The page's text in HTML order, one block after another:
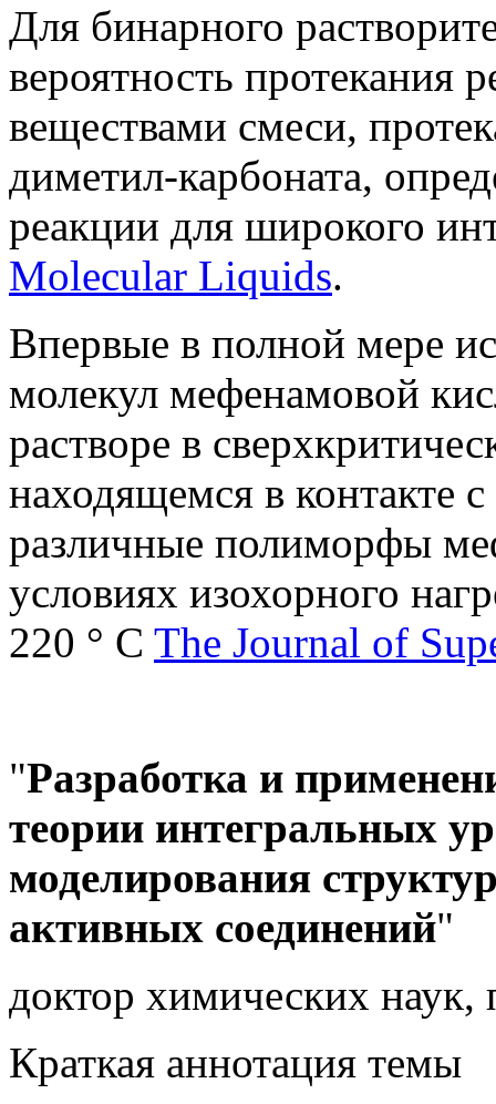
Для бинарного
вероятность
веществами смеси,
диметил-карбоната,
реакции для широкого
Molecular Liquids.
Впервые в полной мере
молекул мефенамовой
растворе в
находящемся в контакте
различные полиморфы
условиях изохорного
220 ° C The Journal of
"Разработка и
теории интегральных
моделирования
активных соединений"
доктор химических
Краткая аннотация темы